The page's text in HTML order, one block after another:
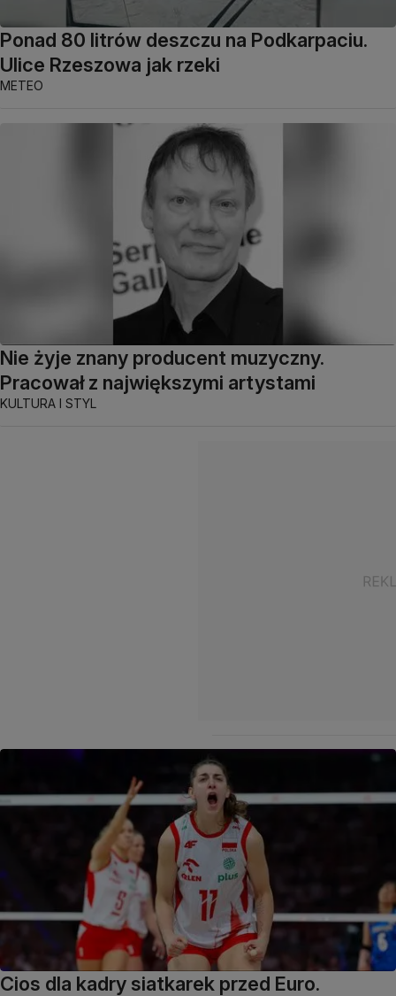
Ponad 80 litrów deszczu na Podkarpaciu.
Ulice Rzeszowa jak rzeki
METEO
Nie żyje znany producent muzyczny.
Pracował z największymi artystami
KULTURA I STYL
Cios dla kadry siatkarek przed Euro.